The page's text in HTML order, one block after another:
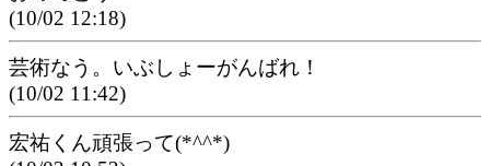
(10/02 12:18)
芸術なう。いぶしょーがんばれ！
(10/02 11:42)
宏祐くん頑張って(*^^*)